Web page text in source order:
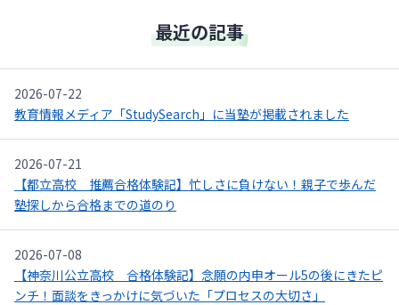
最近の記事
2026-07-22
教育情報メディア「StudySearch」に当塾が掲載されました
2026-07-21
【都立高校 推薦合格体験記】忙しさに負けない！親子で歩んだ
塾探しから合格までの道のり
2026-07-08
【神奈川公立高校 合格体験記】念願の内申オール5の後にきたピ
ンチ！面談をきっかけに気づいた「プロセスの大切さ」